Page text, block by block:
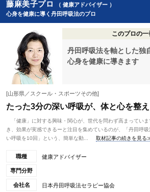
藤麻美子プロ
（ 健康アドバイザー ）
心身を健康に導く丹田呼吸法のプロ
このプロの
丹田呼吸法を軸とした独
心身を健康に導きます
[山形県／スクール・スポーツその他]
たった3分の深い呼吸が、体と心を整
「健康」に対する興味・関心が、世代を問わず高まってい
き、効果が実感できるーと注目を集めているのが、「丹田呼
い呼吸を10回」という、簡単な動...
取材記事の続きを見る
職種 健康アドバイザー
専門分野
会社名 日本丹田呼吸法セラピー協会